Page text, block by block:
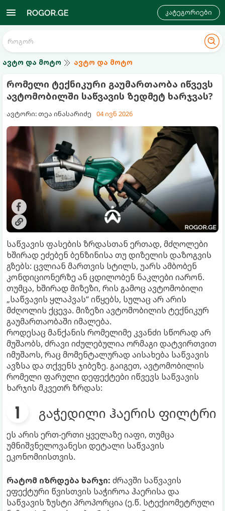
კატეგორიები
ავტო და მოტო ავტო და მოტო
რომელი ტექნიკური გაუმართაობა იწვევს
ავტომობილში საწვავის ზედმეტ ხარჯვას?
ავტორი: თეა ინასარიძე 04 ივნ 2026
საწვავის ფასების ზრდასთან ერთად, მძღოლები
ხშირად ეძებენ ბენზინისა თუ დიზელის დაზოგვის
გზებს: ცვლიან მართვის სტილს, უარს ამბობენ
კონდიციონერზე ან ცდილობენ ნაკლები იარონ.
თუმცა, ხშირად მიზეზი, რის გამოც ავტომობილი
„საწვავის ყლაპვას“ იწყებს, სულაც არ არის
მძღოლის ქცევა. მიზეზი ავტომობილის ტექნიკურ
გაუმართაობაში იმალება.
როდესაც მანქანის რომელიმე კვანძი სწორად არ
მუშაობს, ძრავი იძულებულია ორმაგი დატვირთვით
იმუშაოს, რაც მომენტალურად აისახება საწვავის
ავზსა და თქვენს ჯიბეზე. გაიგეთ, ავტომობილის
რომელი ფარული დეფექტები იწვევს საწვავის
ხარჯის მკვეთრ ზრდას:
გაჭედილი ჰაერის ფილტრი
ეს არის ერთ-ერთი ყველაზე იაფი, თუმცა
უმნიშვნელოვანესი დეტალი საწვავის
ეკონომიისთვის.
რატომ იზრდება ხარჯი: ძრავში საწვავის
ეფექტური წვისთვის საჭიროა ჰაერისა და
საწვავის ზუსტი პროპორცია (ე.წ. სტექიომეტრული